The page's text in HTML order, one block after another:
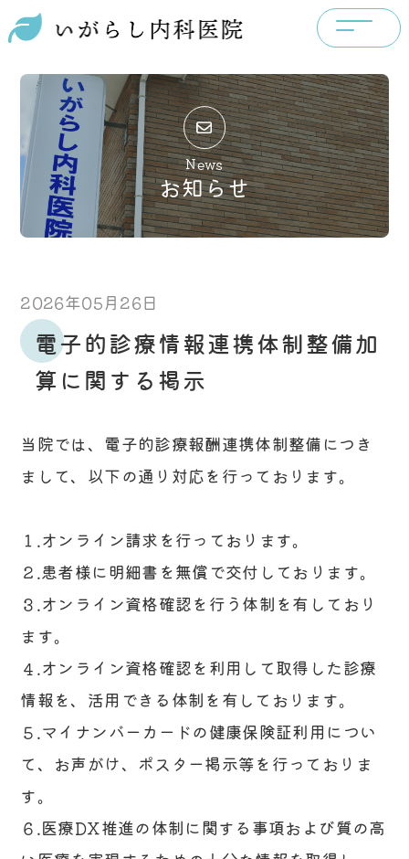
News
お知らせ
2026年05月26日
電子的診療情報連携体制整備加
算に関する掲示
当院では、電子的診療報酬連携体制整備につき
まして、以下の通り対応を行っております。
１.オンライン請求を行っております。
２.患者様に明細書を無償で交付しております。
３.オンライン資格確認を行う体制を有しており
ます。
４.オンライン資格確認を利用して取得した診療
情報を、活用できる体制を有しております。
５.マイナンバーカードの健康保険証利用につい
て、お声がけ、ポスター掲示等を行っておりま
す。
６.医療DX推進の体制に関する事項および質の高